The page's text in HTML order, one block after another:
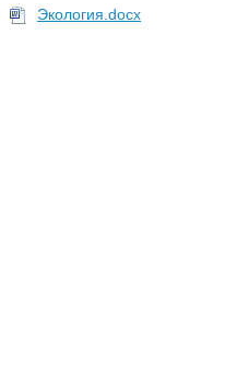
Экология.docx